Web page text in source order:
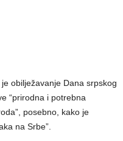
obilježavanje Dana srpskog
“prirodna i potrebna
posebno, kako je
na Srbe”.